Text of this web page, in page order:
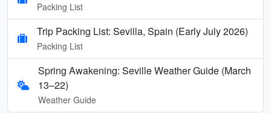
Packing List
Trip Packing List: Sevilla, Spain (Early July 2026)
Packing List
Spring Awakening: Seville Weather Guide (March
13–22)
Weather Guide